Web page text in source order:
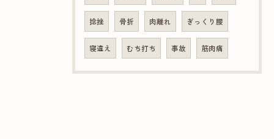
捻挫 骨折 肉離れ ぎっくり腰
寝違え むち打ち 事故 筋肉痛